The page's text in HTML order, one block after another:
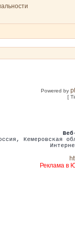
Powered by
[
, Кемеровская
Реклама в